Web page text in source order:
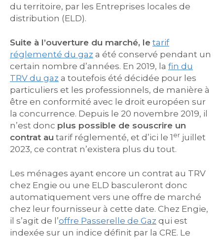
du territoire, par les Entreprises locales de
distribution (ELD).
Suite à l’ouverture du marché, le tarif
réglementé du gaz a été conservé pendant un
certain nombre d’années. En 2019, la fin du
TRV du gaz a toutefois été décidée pour les
particuliers et les professionnels, de manière à
être en conformité avec le droit européen sur
la concurrence. Depuis le 20 novembre 2019, il
n’est donc plus possible de souscrire un
contrat au tarif réglementé, et d’ici le 1 er juillet
2023, ce contrat n’existera plus du tout.
Les ménages ayant encore un contrat au TRV
chez Engie ou une ELD basculeront donc
automatiquement vers une offre de marché
chez leur fournisseur à cette date. Chez Engie,
il s’agit de l’offre Passerelle de Gaz qui est
indexée sur un indice définit par la CRE. Le